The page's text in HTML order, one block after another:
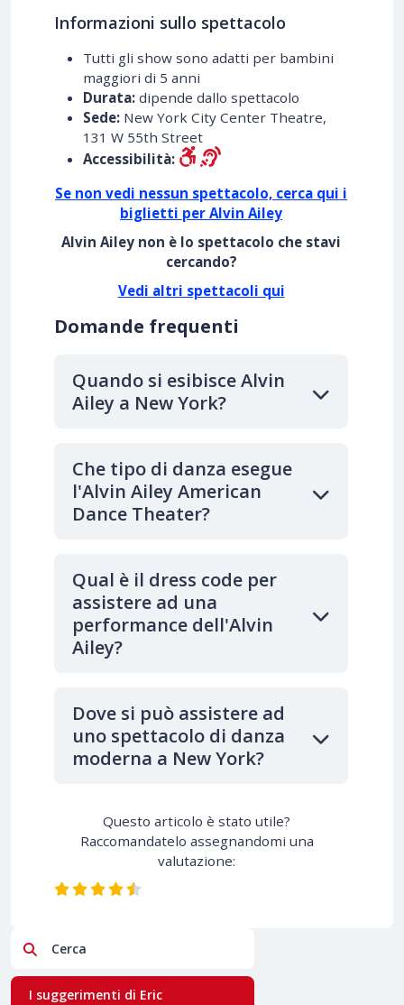
Informazioni sullo spettacolo
Tutti gli show sono adatti per bambini
maggiori di 5 anni
Durata: dipende dallo spettacolo
Sede: New York City Center Theatre,
131 W 55th Street
Accessibilità:
Se non vedi nessun spettacolo, cerca qui i
biglietti per Alvin Ailey
Alvin Ailey non è lo spettacolo che stavi
cercando?
Vedi altri spettacoli qui
Domande frequenti
Quando si esibisce Alvin
Ailey a New York?
Che tipo di danza esegue
l'Alvin Ailey American
Dance Theater?
Qual è il dress code per
assistere ad una
performance dell'Alvin
Ailey?
Dove si può assistere ad
uno spettacolo di danza
moderna a New York?
Questo articolo è stato utile?
Raccomandatelo assegnandomi una
valutazione:
Cerca
I suggerimenti di Eric